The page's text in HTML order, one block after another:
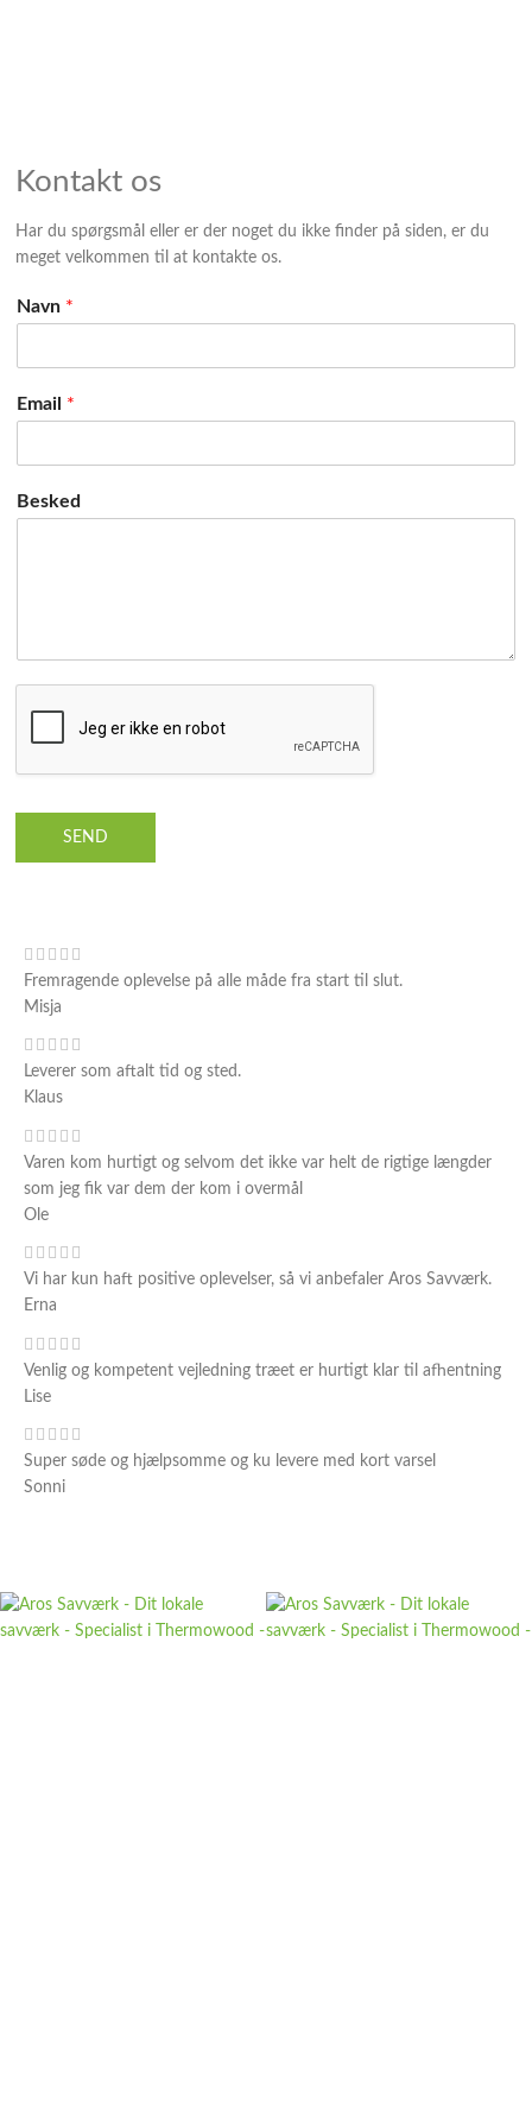
Kontakt os
Har du spørgsmål eller er der noget du ikke finder på siden, er du
meget velkommen til at kontakte os.
Navn *
Email *
Besked
SEND
Fremragende oplevelse på alle måde fra start til slut.
Misja
Leverer som aftalt tid og sted.
Klaus
Varen kom hurtigt og selvom det ikke var helt de rigtige længder
som jeg fik var dem der kom i overmål
Ole
Vi har kun haft positive oplevelser, så vi anbefaler Aros Savværk.
Erna
Venlig og kompetent vejledning træet er hurtigt klar til afhentning
Lise
Super søde og hjælpsomme og ku levere med kort varsel
Sonni